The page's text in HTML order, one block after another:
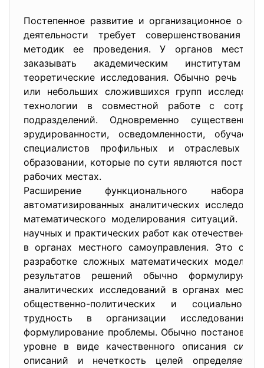
Постепенное развитие и организационное
деятельности требует совершенствования
методик ее проведения. У органов
заказывать академическим институтам
теоретические исследования. Обычно речь
или небольших сложившихся групп
технологии в совместной работе с
подразделений. Одновременно
эрудированности, осведомленности,
специалистов профильных и отраслевых
образовании, которые по сути являются
рабочих местах.
Расширение функционального
автоматизированных аналитических
математического моделирования ситуаций.
научных и практических работ как
в органах местного самоуправления. Это
разработке сложных математических
результатов решений обычно
аналитических исследований в органах
общественно-политических и социально-
трудность в организации исследования
формулирование проблемы. Обычно постановка
уровне в виде качественного описания
описаний и нечеткость целей определяет